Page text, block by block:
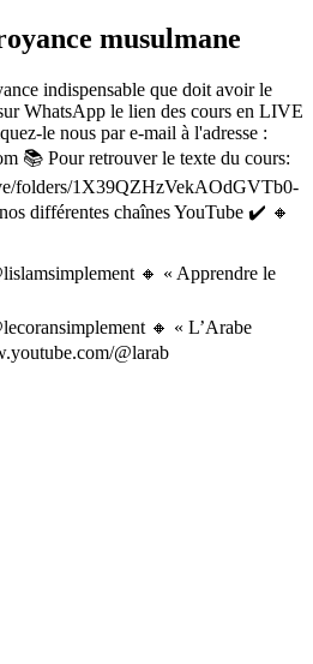
musulmane
indispensable que doit avoir le
WhatsApp le lien des cours en LIVE
le nous par e-mail à l'adresse :
📚 Pour retrouver le texte du cours:
folders/1X39QZHzVekAOdGVTb0-
différentes chaînes YouTube ✔️ 🔸
🔸 « Apprendre le
🔸 « L’Arabe
@larab